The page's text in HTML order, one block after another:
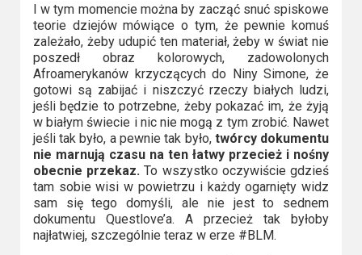
I w tym momencie można by zacząć snuć spiskowe
teorie dziejów mówiące o tym, że pewnie komuś
zależało, żeby udupić ten materiał, żeby w świat nie
poszedł obraz kolorowych, zadowolonych
Afroamerykanów krzyczących do Niny Simone, że
gotowi są zabijać i niszczyć rzeczy białych ludzi,
jeśli będzie to potrzebne, żeby pokazać im, że żyją
w białym świecie i nic nie mogą z tym zrobić. Nawet
jeśli tak było, a pewnie tak było, twórcy dokumentu
nie marnują czasu na ten łatwy przecież i nośny
obecnie przekaz. To wszystko oczywiście gdzieś
tam sobie wisi w powietrzu i każdy ogarnięty widz
sam się tego domyśli, ale nie jest to sednem
dokumentu Questlove’a. A przecież tak byłoby
najłatwiej, szczególnie teraz w erze #BLM.